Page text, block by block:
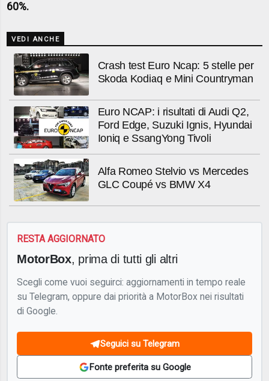
60%.
VEDI ANCHE
Crash test Euro Ncap: 5 stelle per
Skoda Kodiaq e Mini Countryman
Euro NCAP: i risultati di Audi Q2,
Ford Edge, Suzuki Ignis, Hyundai
Ioniq e SsangYong Tivoli
Alfa Romeo Stelvio vs Mercedes
GLC Coupé vs BMW X4
RESTA AGGIORNATO
MotorBox, prima di tutti gli altri
Scegli come vuoi seguirci: aggiornamenti in tempo reale
su Telegram, oppure dai priorità a MotorBox nei risultati
di Google.
Seguici su Telegram
Fonte preferita su Google